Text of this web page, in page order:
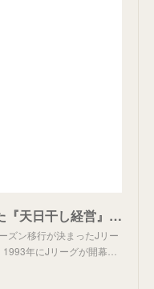
『異端のチェアマン』を支えた『天日干し経営』 Jリーグ30周年に出版された2冊の「村井満」関連書籍（宇都宮徹壱） - エキスパート - Yahoo!ニュース
ズン移行が決まったJリー
年にJリーグが開幕…